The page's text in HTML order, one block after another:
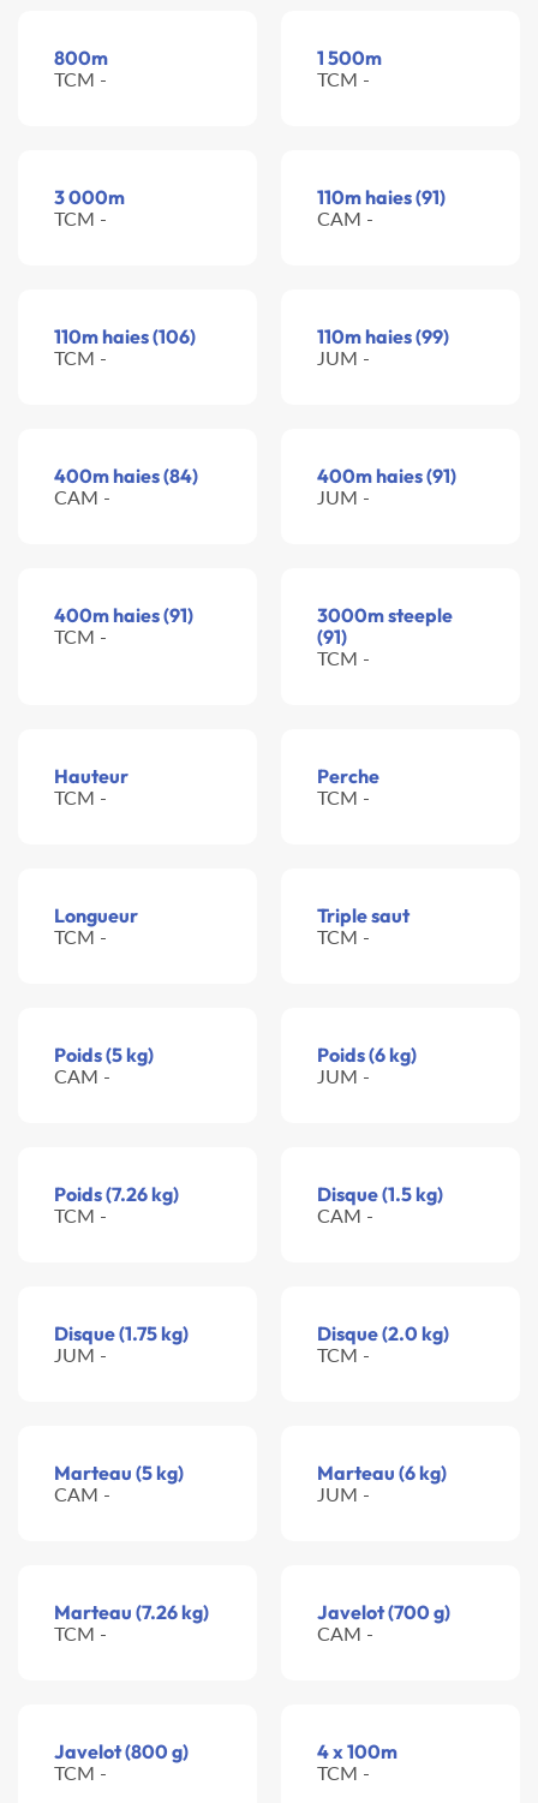
800m
TCM -
1 500m
TCM -
3 000m
TCM -
110m haies (91)
CAM -
110m haies (106)
TCM -
110m haies (99)
JUM -
400m haies (84)
CAM -
400m haies (91)
JUM -
400m haies (91)
TCM -
3000m steeple
(91)
TCM -
Hauteur
TCM -
Perche
TCM -
Longueur
TCM -
Triple saut
TCM -
Poids (5 kg)
CAM -
Poids (6 kg)
JUM -
Poids (7.26 kg)
TCM -
Disque (1.5 kg)
CAM -
Disque (1.75 kg)
JUM -
Disque (2.0 kg)
TCM -
Marteau (5 kg)
CAM -
Marteau (6 kg)
JUM -
Marteau (7.26 kg)
TCM -
Javelot (700 g)
CAM -
Javelot (800 g)
TCM -
4 x 100m
TCM -